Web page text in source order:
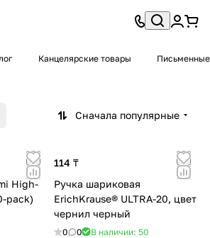
Канцелярские товары
Сначала популярные
High-
pack)
114 ₸
Ручка шариковая
ErichKrause® ULTRA-20, цвет
чернил черный
0 0 В наличии: 50